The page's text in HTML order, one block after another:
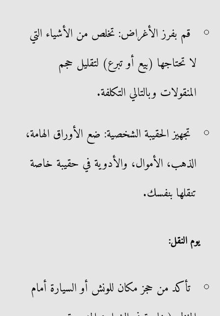
قم بفرز الأغراض: تخلص من الأشياء التي
لا تحتاجها (بيع أو تبرع) لتقليل حجم
المنقولات وبالتالي التكلفة.
تجهيز الحقيبة الشخصية: ضع الأوراق الهامة،
الذهب، الأموال، والأدوية في حقيبة خاصة
تنقلها بنفسك.
يوم النقل:
تأكد من حجز مكان للونش أو السيارة أمام